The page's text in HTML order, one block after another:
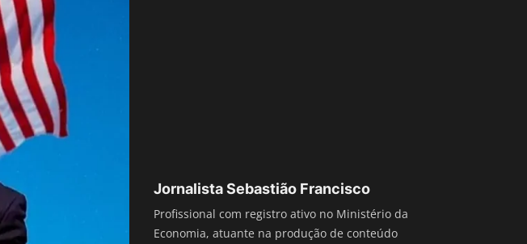
Jornalista Sebastião Francisco
Profissional com registro ativo no Ministério da
Economia, atuante na produção de conteúdo